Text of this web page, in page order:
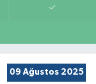
09 Ağustos 2025